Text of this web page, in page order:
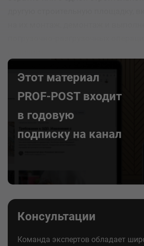
Этот материал
PROF-POST входит
в годовую
подписку на канал
Консультации
Команда экспертов обладает